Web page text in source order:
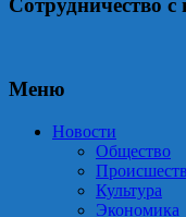
Сотрудничество с
Меню
Новости
Общество
Культура
Экономика